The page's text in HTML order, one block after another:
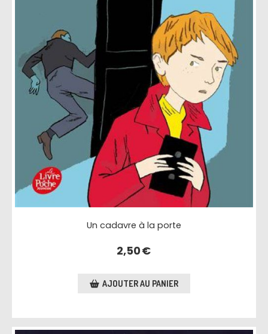
Un cadavre à la porte
2,50€
AJOUTER AU PANIER